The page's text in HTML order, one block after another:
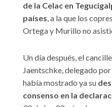
de la Celac en
países, a la que los
Ortega y Murillo no
Un día después, el
Jaentschke, delegado
había mostrado ya su
consenso en la